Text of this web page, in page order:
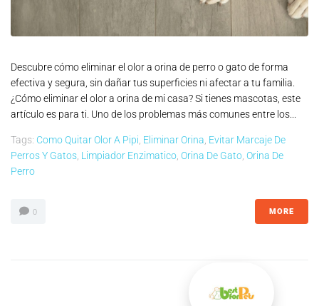
Descubre cómo eliminar el olor a orina de perro o gato de forma
efectiva y segura, sin dañar tus superficies ni afectar a tu familia.
¿Cómo eliminar el olor a orina de mi casa? Si tienes mascotas, este
artículo es para ti. Uno de los problemas más comunes entre los...
Tags: Como Quitar Olor A Pipi Eliminar Orina Evitar Marcaje De
Perros Y Gatos Limpiador Enzimatico Orina De Gato Orina De
Perro
0 MORE